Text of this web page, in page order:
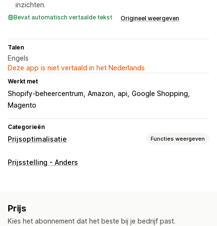
inzichten.
Bevat automatisch vertaalde tekst Origineel weergeven
Talen
Engels
Deze app is niet vertaald in het Nederlands
Werkt met
Shopify-beheercentrum Amazon api Google Shopping
Magento
Categorieën
Prijsoptimalisatie Functies weergeven
Prijsbeheer
Monitoring
Prijs volgen
Prijsmeldingen
Prijsgeschiedenis
Prijsstelling - Anders
Prijs
Kies het abonnement dat het beste bij je bedrijf past.